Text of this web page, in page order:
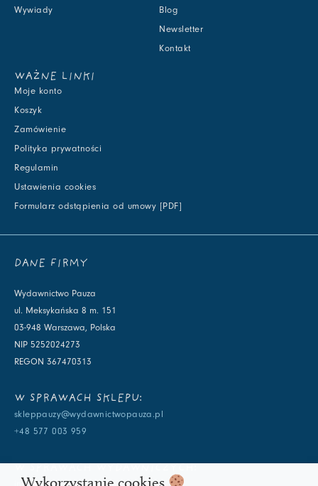
Wywiady
Blog
Newsletter
Kontakt
WAŻNE LINKI
Moje konto
Koszyk
Zamówienie
Polityka prywatności
Regulamin
Ustawienia cookies
Formularz odstąpienia od umowy [PDF]
DANE FIRMY
Wydawnictwo Pauza
ul. Meksykańska 8 m. 151
03-948 Warszawa, Polska
NIP 5252024273
REGON 367470313
W SPRAWACH SKLEPU:
skleppauzy@wydawnictwopauza.pl
+48 577 003 959
info@wydawnictwopauza.pl
Wykorzystanie cookies